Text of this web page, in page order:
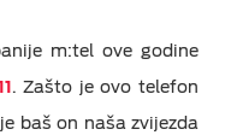
m:tel ove godine
. Zašto je ovo telefon
baš on naša zvijezda